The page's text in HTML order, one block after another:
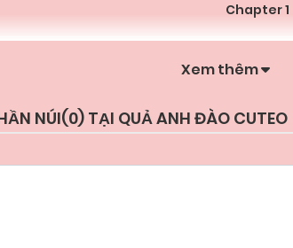
Chapter 1
Xem thêm
NÚI(0) TẠI QUẢ ANH ĐÀO CUTEO